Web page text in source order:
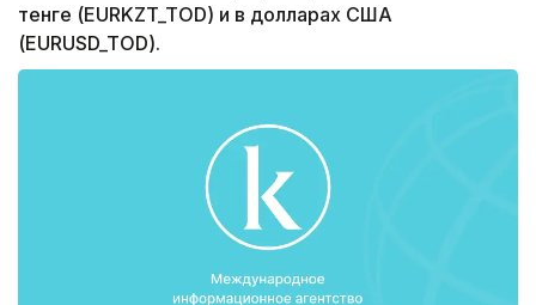
тенге (EURKZT_TOD) и в долларах США
(EURUSD_TOD).